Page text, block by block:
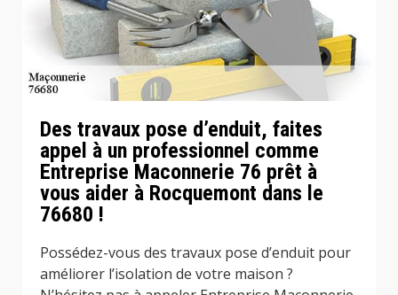
Des travaux pose d’enduit, faites
appel à un professionnel comme
Entreprise Maconnerie 76 prêt à
vous aider à Rocquemont dans le
76680 !
Possédez-vous des travaux pose d’enduit pour
améliorer l’isolation de votre maison ?